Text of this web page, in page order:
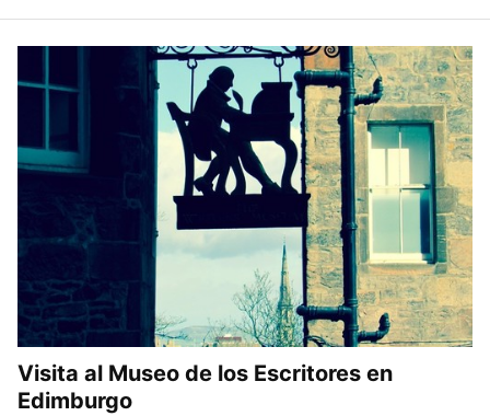
Visita al Museo de los Escritores en
Edimburgo